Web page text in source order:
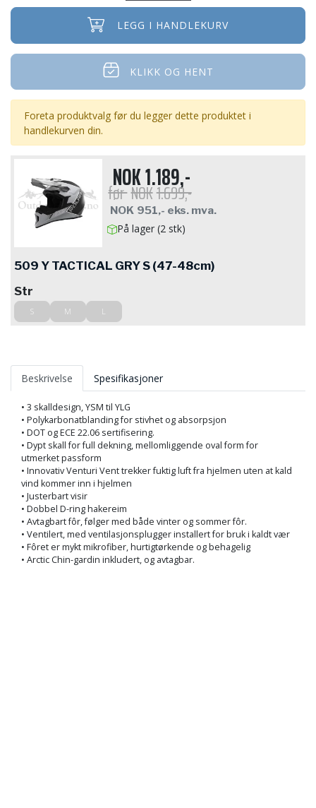
LEGG I HANDLEKURV
KLIKK OG HENT
Foreta produktvalg før du legger dette produktet i
handlekurven din.
NOK1.189,-
førNOK1.699,-
NOK 951,- eks. mva.
På lager (2 stk)
509 Y TACTICAL GRY S (47-48cm)
Str
S M L
Beskrivelse Spesifikasjoner
• 3 skalldesign, YSM til YLG
• Polykarbonatblanding for stivhet og absorpsjon
• DOT og ECE 22.06 sertifisering.
• Dypt skall for full dekning, mellomliggende oval form for
utmerket passform
• Innovativ Venturi Vent trekker fuktig luft fra hjelmen uten at kald
vind kommer inn i hjelmen
• Justerbart visir
• Dobbel D-ring hakereim
• Avtagbart fôr, følger med både vinter og sommer fôr.
• Ventilert, med ventilasjonsplugger installert for bruk i kaldt vær
• Fôret er mykt mikrofiber, hurtigtørkende og behagelig
• Arctic Chin-gardin inkludert, og avtagbar.